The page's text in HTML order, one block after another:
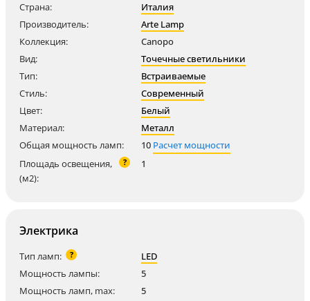
Страна:
Италия
Производитель:
Arte Lamp
Коллекция:
Canopo
Вид:
Точечные светильники
Тип:
Встраиваемые
Стиль:
Современный
Цвет:
Белый
Материал:
Металл
Общая мощность ламп:
10 Расчет мощности
Площадь освещения,
(м2):
? 1
Электрика
Тип ламп: ?
LED
Мощность лампы:
5
Мощность ламп, max:
5